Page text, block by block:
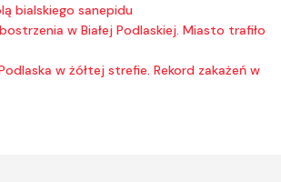
bialskiego sanepidu
w Białej Podlaskiej. Miasto trafiło
w żółtej strefie. Rekord zakażeń w